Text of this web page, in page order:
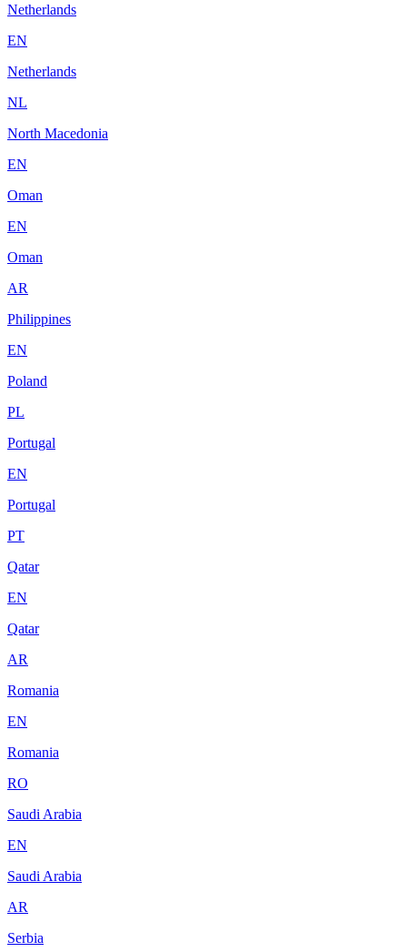
Netherlands
EN
Netherlands
NL
North Macedonia
EN
Oman
EN
Oman
AR
Philippines
EN
Poland
PL
Portugal
EN
Portugal
PT
Qatar
EN
Qatar
AR
Romania
EN
Romania
RO
Saudi Arabia
EN
Saudi Arabia
AR
Serbia